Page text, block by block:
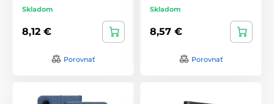
Skladom
8,12 €
Porovnať
Skladom
8,57 €
Porovnať